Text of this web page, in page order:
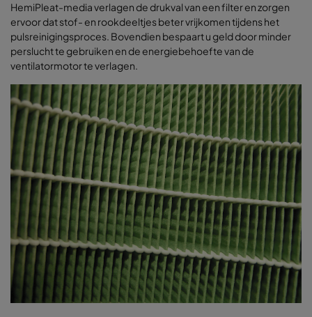
HemiPleat-media verlagen de drukval van een filter en zorgen
ervoor dat stof- en rookdeeltjes beter vrijkomen tijdens het
pulsreinigingsproces. Bovendien bespaart u geld door minder
perslucht te gebruiken en de energiebehoefte van de
ventilatormotor te verlagen.